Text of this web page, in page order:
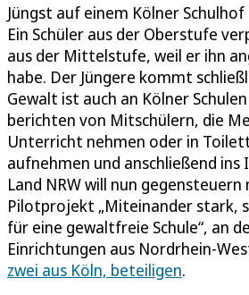
Jüngst auf einem Kölner
Ein Schüler aus der Oberstufe
aus der Mittelstufe, weil er ihn
habe. Der Jüngere kommt
Gewalt ist auch an Kölner
berichten von Mitschülern, die
Unterricht nehmen oder in
aufnehmen und anschließend
Land NRW will nun
Pilotprojekt „Miteinander stark,
für eine gewaltfreie Schule“, an
Einrichtungen aus Nordrhein-
zwei aus Köln, beteiligen.